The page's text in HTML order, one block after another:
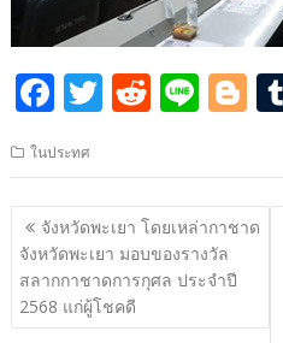
F
e
b
o
o
k
T
itt
er
R
d
di
t
Li
e
Bl
g
g
er
ในประทศ
แนะแนว
เรื่อง
จังหวัดพะเยา โดยเหล่ากาชาด
จังหวัดพะเยา มอบของรางวัล
สลากกาชาดการกุศล ประจำปี
2568 แก่ผู้โชคดี